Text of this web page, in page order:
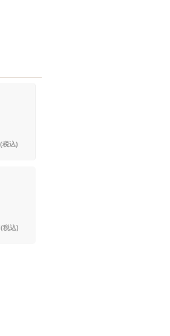
税込)
(税込)